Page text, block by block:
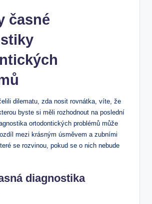
časné
dilematu, zda nosit rovnátka, víte, že
byste si měli rozhodnout na poslední
ortodontických problémů může
mezi krásným úsměvem a zubními
se rozvinou, pokud se o nich nebude
diagnostika